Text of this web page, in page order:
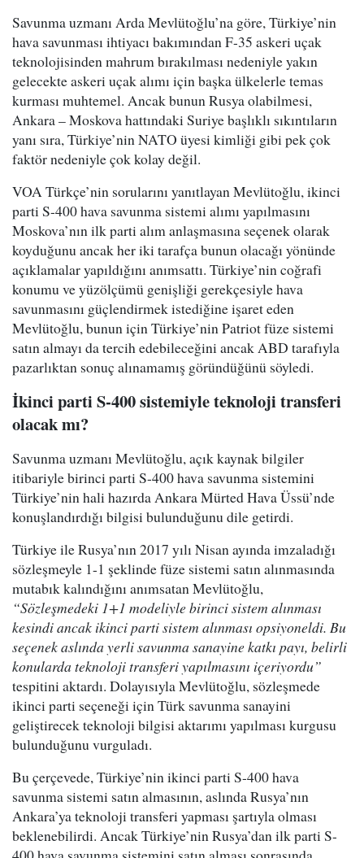
Savunma uzmanı Arda Mevlütoğlu’na göre, Türkiye’nin
hava savunması ihtiyacı bakımından F-35 askeri uçak
teknolojisinden mahrum bırakılması nedeniyle yakın
gelecekte askeri uçak alımı için başka ülkelerle temas
kurması muhtemel. Ancak bunun Rusya olabilmesi,
Ankara – Moskova hattındaki Suriye başlıklı sıkıntıların
yanı sıra, Türkiye’nin NATO üyesi kimliği gibi pek çok
faktör nedeniyle çok kolay değil.
VOA Türkçe’nin sorularını yanıtlayan Mevlütoğlu, ikinci
parti S-400 hava savunma sistemi alımı yapılmasını
Moskova’nın ilk parti alım anlaşmasına seçenek olarak
koyduğunu ancak her iki tarafça bunun olacağı yönünde
açıklamalar yapıldığını anımsattı. Türkiye’nin coğrafi
konumu ve yüzölçümü genişliği gerekçesiyle hava
savunmasını güçlendirmek istediğine işaret eden
Mevlütoğlu, bunun için Türkiye’nin Patriot füze sistemi
satın almayı da tercih edebileceğini ancak ABD tarafıyla
pazarlıktan sonuç alınamamış göründüğünü söyledi.
İkinci parti S-400 sistemiyle teknoloji transferi
olacak mı?
Savunma uzmanı Mevlütoğlu, açık kaynak bilgiler
itibariyle birinci parti S-400 hava savunma sistemini
Türkiye’nin hali hazırda Ankara Mürted Hava Üssü’nde
konuşlandırdığı bilgisi bulunduğunu dile getirdi.
Türkiye ile Rusya’nın 2017 yılı Nisan ayında imzaladığı
sözleşmeyle 1-1 şeklinde füze sistemi satın alınmasında
mutabık kalındığını anımsatan Mevlütoğlu,
“Sözleşmedeki 1+1 modeliyle birinci sistem alınması
kesindi ancak ikinci parti sistem alınması opsiyoneldi. Bu
seçenek aslında yerli savunma sanayine katkı payı, belirli
konularda teknoloji transferi yapılmasını içeriyordu”
tespitini aktardı. Dolayısıyla Mevlütoğlu, sözleşmede
ikinci parti seçeneği için Türk savunma sanayini
geliştirecek teknoloji bilgisi aktarımı yapılması kurgusu
bulunduğunu vurguladı.
Bu çerçevede, Türkiye’nin ikinci parti S-400 hava
savunma sistemi satın almasının, aslında Rusya’nın
Ankara’ya teknoloji transferi yapması şartıyla olması
beklenebilirdi. Ancak Türkiye’nin Rusya’dan ilk parti S-